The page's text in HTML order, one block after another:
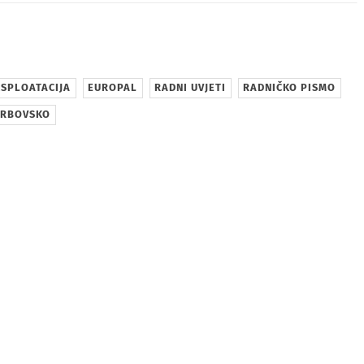
EUROPAL RADNI UVJETI RADNIČKO PISMO